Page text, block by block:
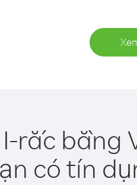
I-rắc bằng
có tín